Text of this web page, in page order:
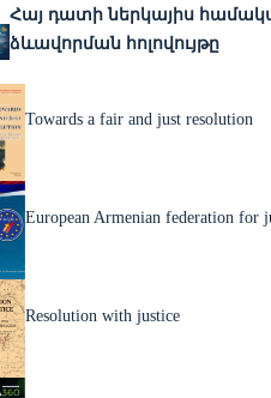
Հայ դատի ներկայիս
ձևավորման հոլովույթը
Towards a fair and just resolution
European Armenian federation for
Resolution with justice